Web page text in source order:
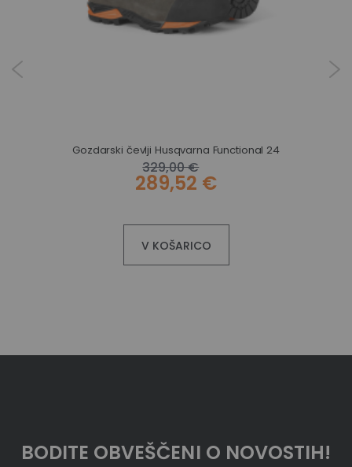
Gozdarski čevlji Husqvarna Functional 24
329,00 €
289,52 €
V KOŠARICO
BODITE OBVEŠČENI O NOVOSTIH!